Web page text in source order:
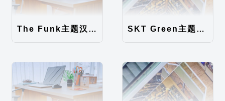
The Funk主题汉化包 SKT Green主题汉化包